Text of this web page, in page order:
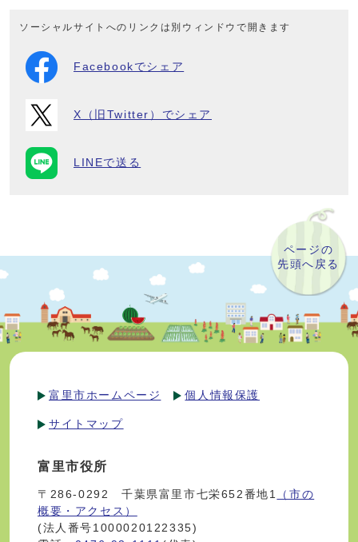
ソーシャルサイトへのリンクは別ウィンドウで開きます
Facebookでシェア
X（旧Twitter）でシェア
LINEで送る
ページの
先頭へ戻る
富里市ホームページ 個人情報保護
サイトマップ
富里市役所
〒286-0292 千葉県富里市七栄652番地1
（市の
概要・アクセス）
(法人番号1000020122335)